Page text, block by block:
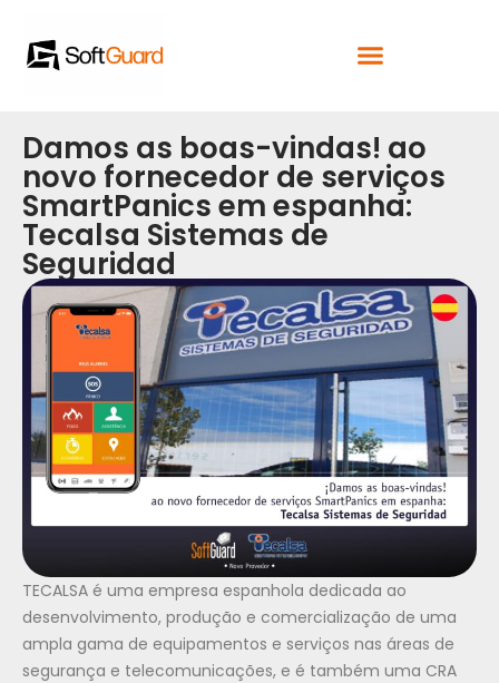
Damos as boas-vindas! ao
novo fornecedor de serviços
SmartPanics em espanha:
Tecalsa Sistemas de
Seguridad
TECALSA é uma empresa espanhola dedicada ao
desenvolvimento, produção e comercialização de uma
ampla gama de equipamentos e serviços nas áreas de
segurança e telecomunicações, e é também uma CRA